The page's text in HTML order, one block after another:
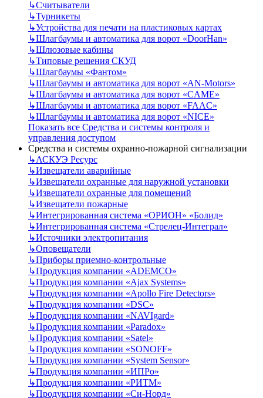
↳Считыватели
↳Турникеты
↳Устройства для печати на пластиковых картах
↳Шлагбаумы и автоматика для ворот «DoorHan»
↳Шлюзовые кабины
↳Типовые решения СКУД
↳Шлагбаумы «Фантом»
↳Шлагбаумы и автоматика для ворот «AN-Motors»
↳Шлагбаумы и автоматика для ворот «CAME»
↳Шлагбаумы и автоматика для ворот «FAAC»
↳Шлагбаумы и автоматика для ворот «NICE»
Показать все Средства и системы контроля и
управления доступом
Средства и системы охранно-пожарной сигнализации
↳АСКУЭ Ресурс
↳Извещатели аварийные
↳Извещатели охранные для наружной установки
↳Извещатели охранные для помещений
↳Извещатели пожарные
↳Интегрированная система «ОРИОН» «Болид»
↳Интегрированная система «Стрелец-Интеграл»
↳Источники электропитания
↳Оповещатели
↳Приборы приемно-контрольные
↳Продукция компании «ADEMCO»
↳Продукция компании «Ajax Systems»
↳Продукция компании «Apollo Fire Detectors»
↳Продукция компании «DSC»
↳Продукция компании «NAVIgard»
↳Продукция компании «Paradox»
↳Продукция компании «Satel»
↳Продукция компании «SONOFF»
↳Продукция компании «System Sensor»
↳Продукция компании «ИПРо»
↳Продукция компании «РИТМ»
↳Продукция компании «Си-Норд»